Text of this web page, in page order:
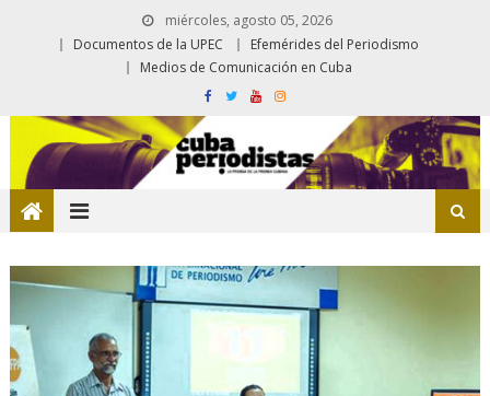
miércoles, agosto 05, 2026
Documentos de la UPEC
Efemérides del Periodismo
Medios de Comunicación en Cuba